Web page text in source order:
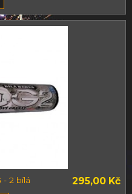
2 bílá 295,00 Kč